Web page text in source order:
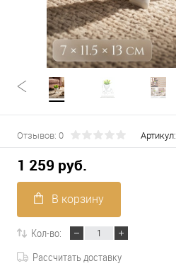
Отзывов: 0 Артикул:
1 259 руб.
В корзину
Кол-во:
Рассчитать доставку